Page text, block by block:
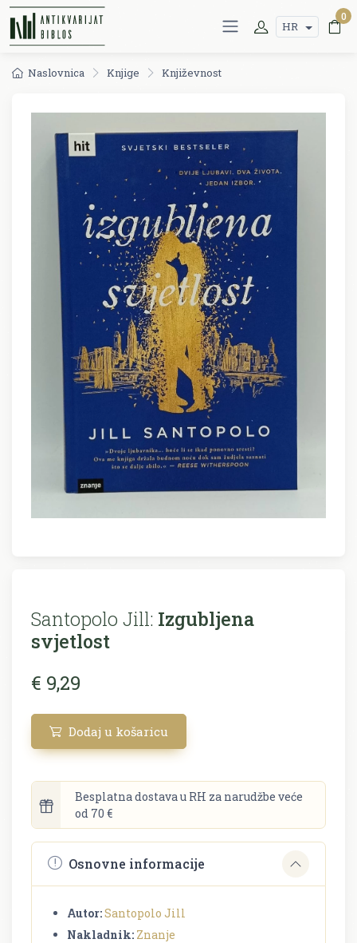
HR
0
Naslovnica Knjige Književnost
Santopolo Jill: Izgubljena
svjetlost
€ 9,29
Dodaj u košaricu
Besplatna dostava u RH za narudžbe veće
od 70 €
Osnovne informacije
Autor:Santopolo Jill
Nakladnik: Znanje